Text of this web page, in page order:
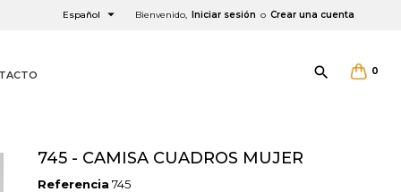
Bienvenido, Iniciar sesión o Crear una cuenta
Español 
0

745 - CAMISA CUADROS MUJER
Referencia 745